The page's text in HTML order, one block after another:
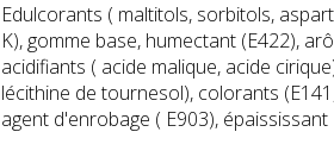
Edulcorants ( maltitols, sorbitols,
K), gomme base, humectant (E422),
acidifiants ( acide malique, acide
lécithine de tournesol), colorants
agent d'enrobage ( E903), épaississant